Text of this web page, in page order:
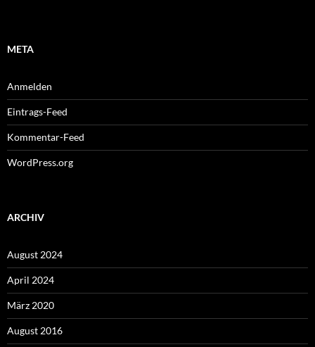
META
Anmelden
Eintrags-Feed
Kommentar-Feed
WordPress.org
ARCHIV
August 2024
April 2024
März 2020
August 2016